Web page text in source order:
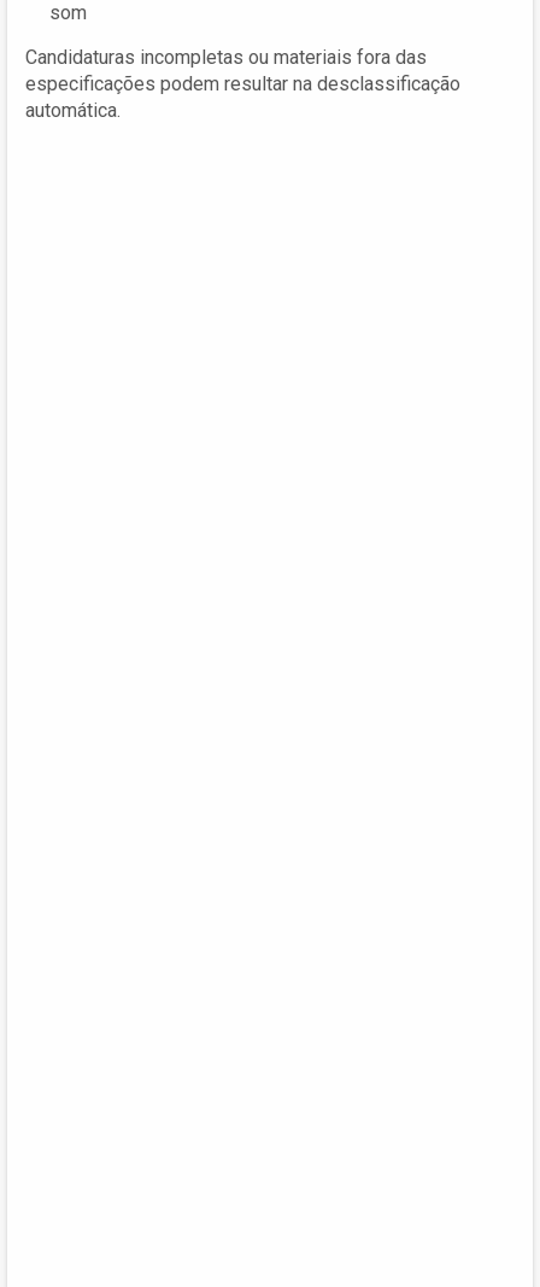
som
Candidaturas incompletas ou materiais fora das
especificações podem resultar na desclassificação
automática.